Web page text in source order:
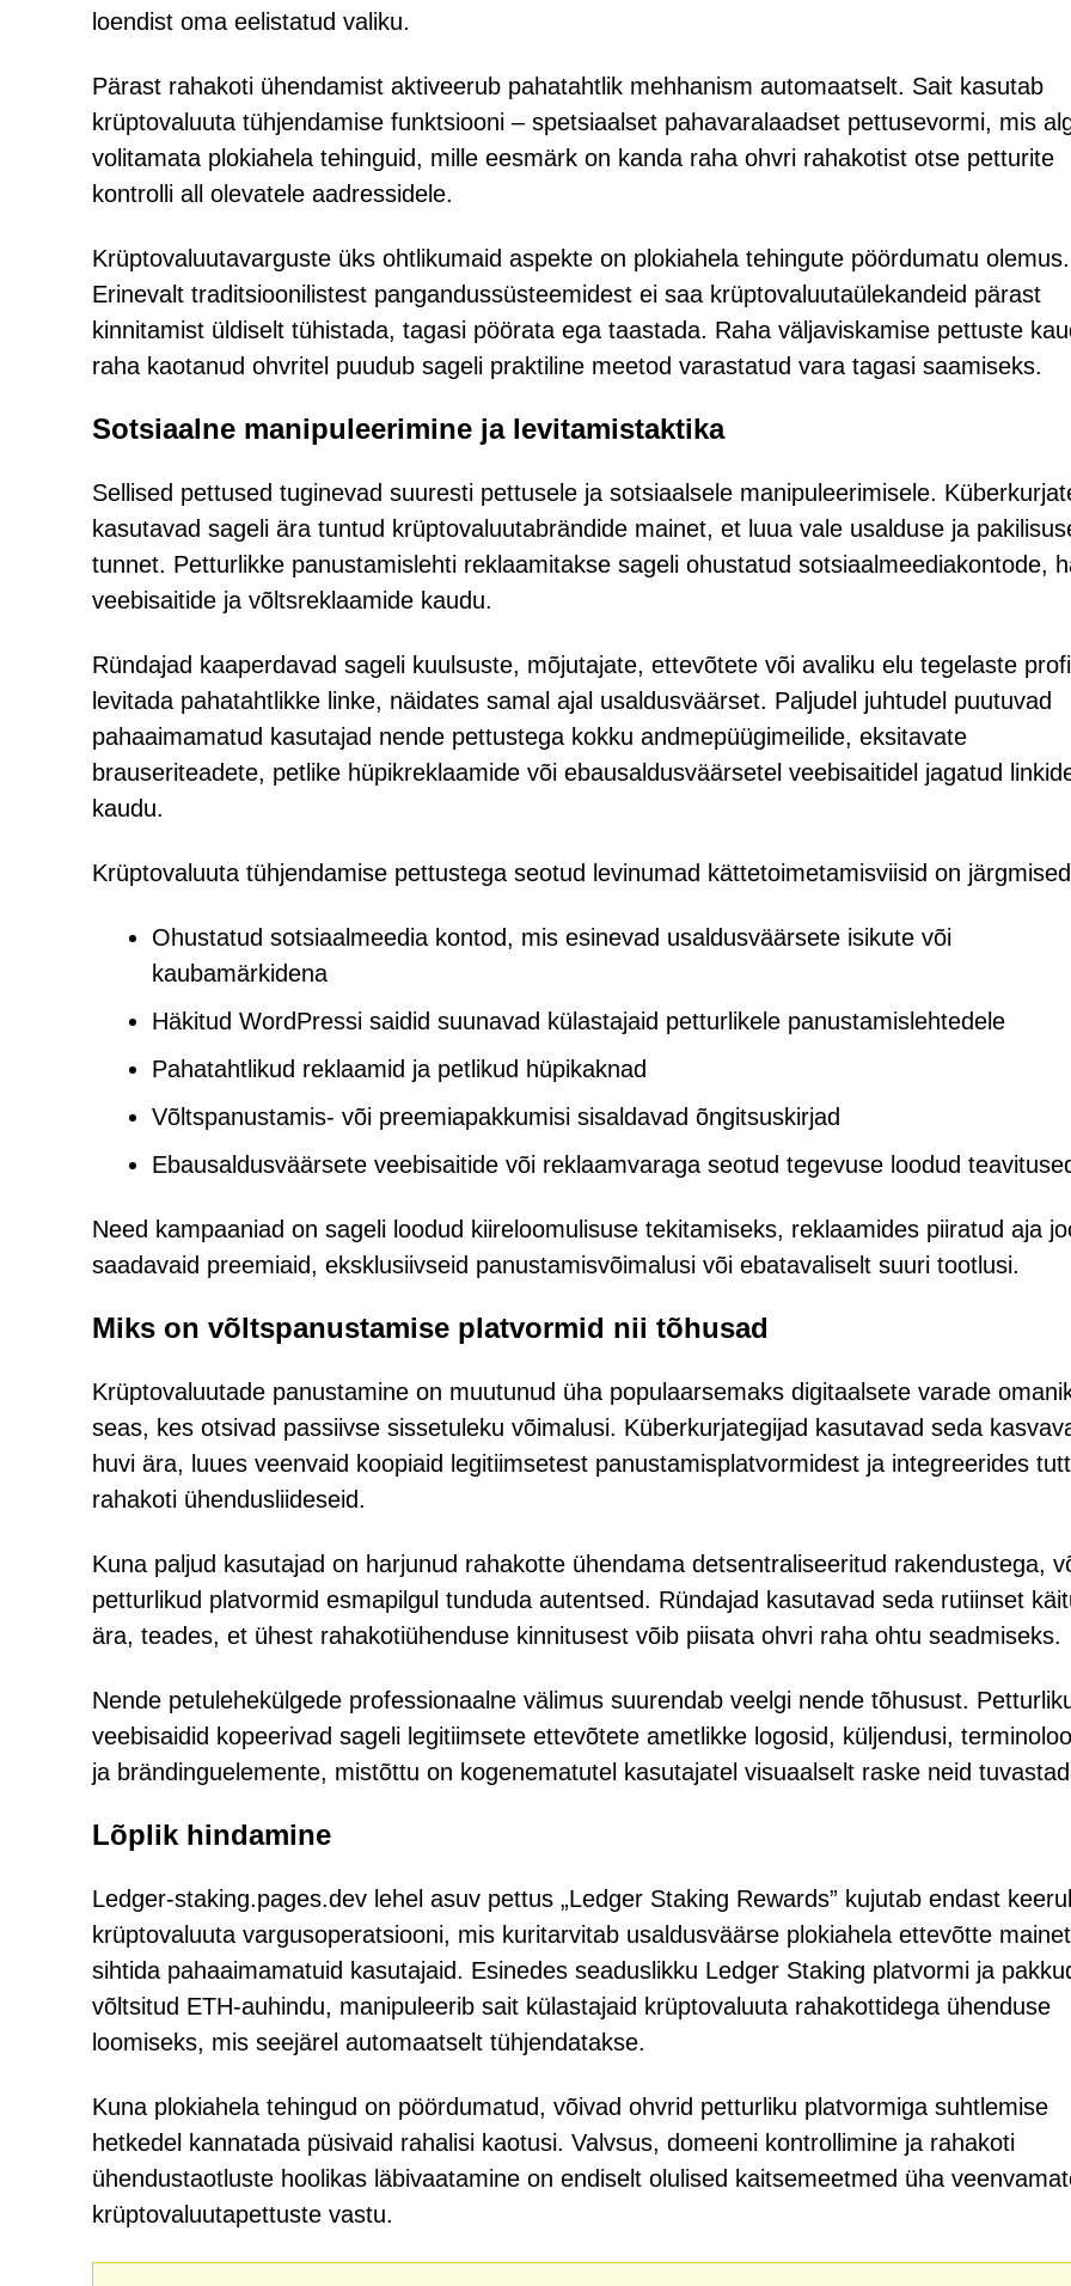
loendist oma eelistatud valiku.
Pärast rahakoti ühendamist aktiveerub pahatahtlik mehhanism automaatselt. Sait kasutab
krüptovaluuta tühjendamise funktsiooni – spetsiaalset pahavaralaadset pettusevormi, mis
volitamata plokiahela tehinguid, mille eesmärk on kanda raha ohvri rahakotist otse petturite
kontrolli all olevatele aadressidele.
Krüptovaluutavarguste üks ohtlikumaid aspekte on plokiahela tehingute pöördumatu olemus.
Erinevalt traditsioonilistest pangandussüsteemidest ei saa krüptovaluutaülekandeid pärast
kinnitamist üldiselt tühistada, tagasi pöörata ega taastada. Raha väljaviskamise pettuste
raha kaotanud ohvritel puudub sageli praktiline meetod varastatud vara tagasi saamiseks.
Sotsiaalne manipuleerimine ja levitamistaktika
Sellised pettused tuginevad suuresti pettusele ja sotsiaalsele manipuleerimisele.
kasutavad sageli ära tuntud krüptovaluutabrändide mainet, et luua vale usalduse ja
tunnet. Petturlikke panustamislehti reklaamitakse sageli ohustatud sotsiaalmeediakontode,
veebisaitide ja võltsreklaamide kaudu.
Ründajad kaaperdavad sageli kuulsuste, mõjutajate, ettevõtete või avaliku elu tegelaste
levitada pahatahtlikke linke, näidates samal ajal usaldusväärset. Paljudel juhtudel puutuvad
pahaaimamatud kasutajad nende pettustega kokku andmepüügimeilide, eksitavate
brauseriteadete, petlike hüpikreklaamide või ebausaldusväärsetel veebisaitidel jagatud
kaudu.
Krüptovaluuta tühjendamise pettustega seotud levinumad kättetoimetamisviisid on
Ohustatud sotsiaalmeedia kontod, mis esinevad usaldusväärsete isikute või
kaubamärkidena
Häkitud WordPressi saidid suunavad külastajaid petturlikele panustamislehtedele
Pahatahtlikud reklaamid ja petlikud hüpikaknad
Võltspanustamis- või preemiapakkumisi sisaldavad õngitsuskirjad
Ebausaldusväärsete veebisaitide või reklaamvaraga seotud tegevuse loodud
Need kampaaniad on sageli loodud kiireloomulisuse tekitamiseks, reklaamides piiratud aja
saadavaid preemiaid, eksklusiivseid panustamisvõimalusi või ebatavaliselt suuri tootlusi.
Miks on võltspanustamise platvormid nii tõhusad
Krüptovaluutade panustamine on muutunud üha populaarsemaks digitaalsete varade
seas, kes otsivad passiivse sissetuleku võimalusi. Küberkurjategijad kasutavad seda
huvi ära, luues veenvaid koopiaid legitiimsetest panustamisplatvormidest ja integreerides
rahakoti ühendusliideseid.
Kuna paljud kasutajad on harjunud rahakotte ühendama detsentraliseeritud rakendustega,
petturlikud platvormid esmapilgul tunduda autentsed. Ründajad kasutavad seda rutiinset
ära, teades, et ühest rahakotiühenduse kinnitusest võib piisata ohvri raha ohtu seadmiseks.
Nende petulehekülgede professionaalne välimus suurendab veelgi nende tõhusust.
veebisaidid kopeerivad sageli legitiimsete ettevõtete ametlikke logosid, küljendusi,
ja brändinguelemente, mistõttu on kogenematutel kasutajatel visuaalselt raske neid
Lõplik hindamine
Ledger-staking.pages.dev lehel asuv pettus „Ledger Staking Rewards” kujutab endast
krüptovaluuta vargusoperatsiooni, mis kuritarvitab usaldusväärse plokiahela ettevõtte
sihtida pahaaimamatuid kasutajaid. Esinedes seaduslikku Ledger Staking platvormi ja
võltsitud ETH-auhindu, manipuleerib sait külastajaid krüptovaluuta rahakottidega ühenduse
loomiseks, mis seejärel automaatselt tühjendatakse.
Kuna plokiahela tehingud on pöördumatud, võivad ohvrid petturliku platvormiga suhtlemise
hetkedel kannatada püsivaid rahalisi kaotusi. Valvsus, domeeni kontrollimine ja rahakoti
ühendustaotluste hoolikas läbivaatamine on endiselt olulised kaitsemeetmed üha
krüptovaluutapettuste vastu.